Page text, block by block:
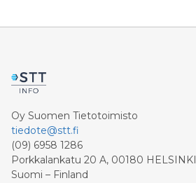
Oy Suomen Tietotoimisto
tiedote@stt.fi
(09) 6958 1286
Porkkalankatu 20 A, 00180 HELSINKI
Suomi – Finland